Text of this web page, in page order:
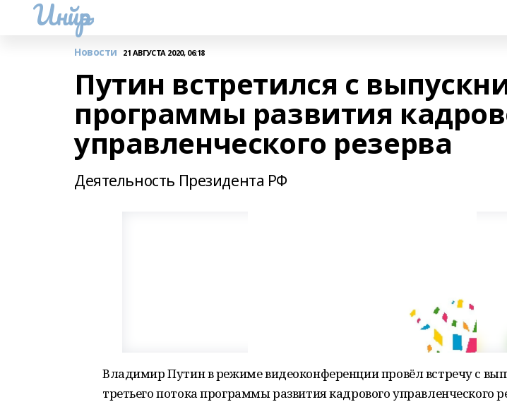
Инйәр
Новости 21 АВГУСТА 2020, 06:18
Путин встретился с
программы развития
управленческого резерва
Деятельность Президента РФ
Владимир Путин в режиме видеоконференции провёл встречу с
третьего потока программы развития кадрового управленческого